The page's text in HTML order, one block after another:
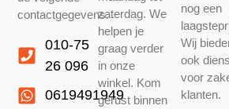
contactgegevens.
010-75
26 096
0619491949
nog een
Wij
ook
voor
klanten.
zaterdag. We
helpen je
graag verder
in onze
winkel. Kom
gerust binnen